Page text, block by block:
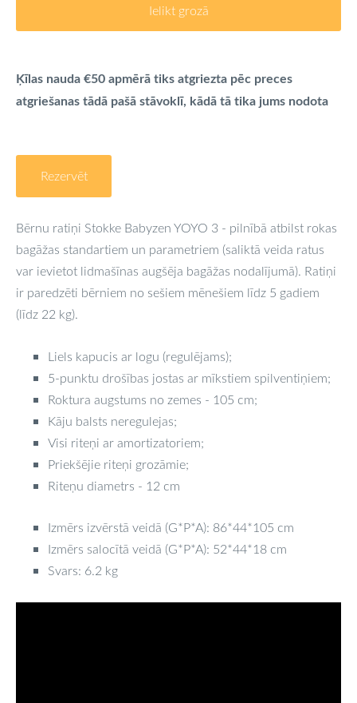
Ielikt grozā
Ķīlas nauda€50apmērā tiks atgriezta pēc preces
atgriešanas tādā pašā stāvoklī, kādā tā tika jums nodota
Rezervēt
Bērnu ratiņi Stokke Babyzen YOYO 3 - pilnībā atbilst rokas
bagāžas standartiem un parametriem (saliktā veida ratus
var ievietot lidmašīnas augšēja bagāžas nodalījumā). Ratiņi
ir paredzēti bērniem no sešiem mēnešiem līdz 5 gadiem
(līdz 22 kg).
Liels kapucis ar logu (regulējams);
5-punktu drošības jostas ar mīkstiem spilventiņiem;
Roktura augstums no zemes - 105 cm;
Kāju balsts neregulejas;
Visi riteņi ar amortizatoriem;
Priekšējie riteņi grozāmie;
Riteņu diametrs - 12 cm
Izmērs izvērstā veidā (G*P*A): 86*44*105 cm
Izmērs salocītā veidā (G*P*A): 52*44*18 cm
Svars: 6.2 kg